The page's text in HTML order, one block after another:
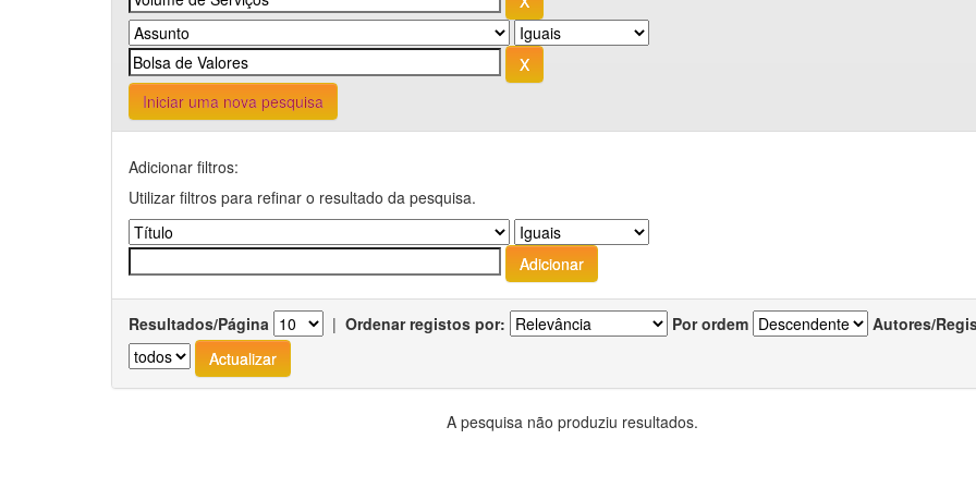
Iniciar uma nova pesquisa
Adicionar filtros:
Utilizar filtros para refinar o resultado da pesquisa.
Resultados/Página | Ordenar registos por: Por ordem Autores/
A pesquisa não produziu resultados.